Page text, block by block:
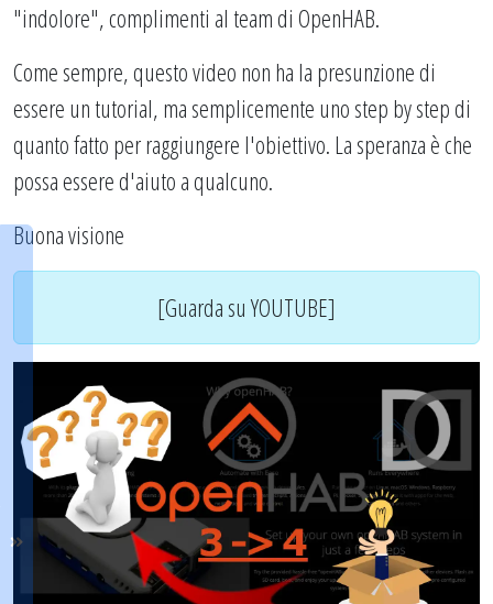
"indolore", complimenti al team di OpenHAB.
Come sempre, questo video non ha la presunzione di
essere un tutorial, ma semplicemente uno step by step di
quanto fatto per raggiungere l'obiettivo. La speranza è che
possa essere d'aiuto a qualcuno.
Buona visione
[Guarda su YOUTUBE]